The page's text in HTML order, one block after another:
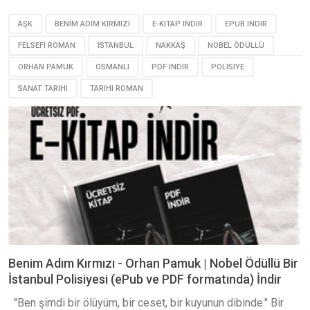
AŞK BENIM ADIM KIRMIZI E-KITAP INDIR EPUB INDIR
FELSEFI ROMAN İSTANBUL NAKKAŞ NOBEL ÖDÜLLÜ
ORHAN PAMUK OSMANLI PDF INDIR POLISIYE
SANAT TARIHI TARIHI ROMAN
Benim Adım Kırmızı - Orhan Pamuk | Nobel Ödüllü Bir
İstanbul Polisiyesi (ePub ve PDF formatında) İndir
"Ben şimdi bir ölüyüm, bir ceset, bir kuyunun dibinde." Bir